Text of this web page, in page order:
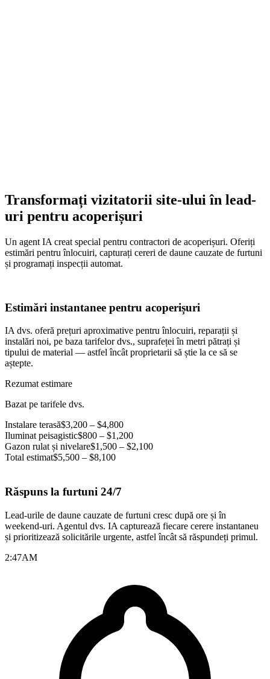
Transformați vizitatorii site-ului în lead-
uri pentru acoperișuri
Un agent IA creat special pentru contractori de acoperișuri. Oferiți
estimări pentru înlocuiri, capturați cereri de daune cauzate de furtuni
și programați inspecții automat.
Estimări instantanee pentru acoperișuri
IA dvs. oferă prețuri aproximative pentru înlocuiri, reparații și
instalări noi, pe baza tarifelor dvs., suprafeței în metri pătrați și
tipului de material — astfel încât proprietarii să știe la ce să se
aștepte.
Rezumat estimare
Bazat pe tarifele dvs.
Instalare terasă$3,200 – $4,800
Iluminat peisagistic$800 – $1,200
Gazon rulat și nivelare$1,500 – $2,100
Total estimat$5,500 – $8,100
Răspuns la furtuni 24/7
Lead-urile de daune cauzate de furtuni cresc după ore și în
weekend-uri. Agentul dvs. IA capturează fiecare cerere instantaneu
și prioritizează solicitările urgente, astfel încât să răspundeți primul.
2:47AM